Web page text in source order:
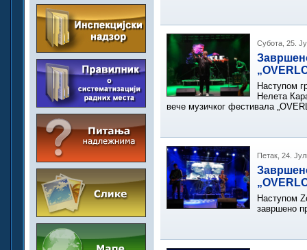
Субота, 25.
Наступом
Нелета
вече музичког фестивала
Петак, 24.
Наступом
завршено